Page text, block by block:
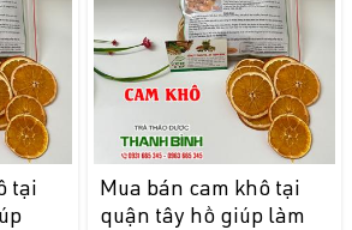
tại
Mua bán cam khô tại
quận tây hồ giúp làm